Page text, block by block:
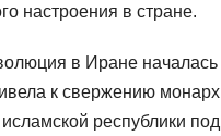
настроения в стране.
в Иране началась
к свержению
республики под